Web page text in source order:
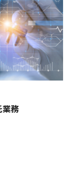
務